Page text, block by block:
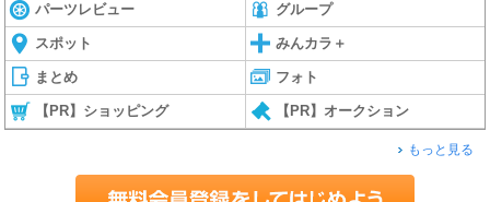
パーツレビュー グループ
スポット みんカラ＋
まとめ フォト
【PR】ショッピング 【PR】オークション
もっと見る